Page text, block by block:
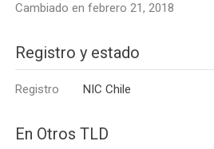
Cambiado en febrero 21, 2018
Registro y estado
Registro NIC Chile
En Otros TLD